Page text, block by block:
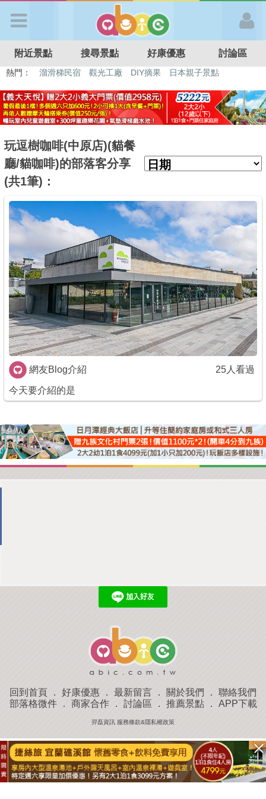
APP登入
首 頁
好康優惠
最新消息
最新留言
商家合作
推薦景點
討論區
聯絡我們
APP下載
附近景點 搜尋景點 好康優惠 討論區
熱門： 溜滑梯民宿 觀光工廠 DIY摘果
日本親子景點
玩逗樹咖啡(中原店)(貓餐
廳/貓咖啡)的部落客分享
(共1筆)：
網友Blog介紹 25人看過
今天要介紹的是
回到首頁 ． 好康優惠 ． 最新留言 ． 關於我們 ． 聯絡我們
部落格微件． 商家合作． 討論區 ． 推薦景點． APP下載
羿磊資訊 服務條款&隱私權政策